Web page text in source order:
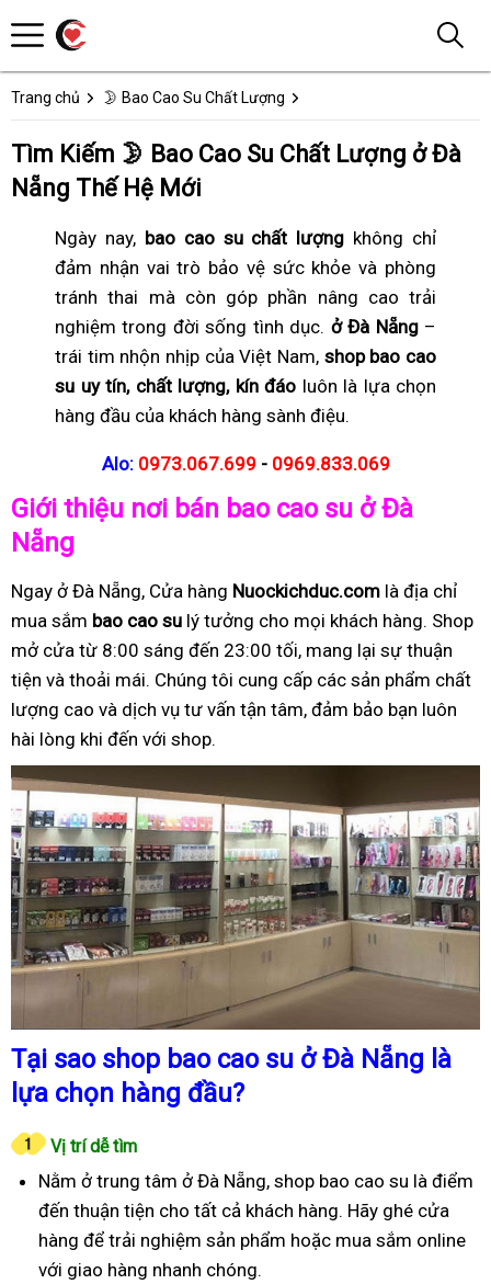
Trang chủ 🌛 Bao Cao Su Chất Lượng
Tìm Kiếm 🌛 Bao Cao Su Chất Lượng ở Đà
Nẵng Thế Hệ Mới
Ngày nay, bao cao su chất lượng không chỉ
đảm nhận vai trò bảo vệ sức khỏe và phòng
tránh thai mà còn góp phần nâng cao trải
nghiệm trong đời sống tình dục. ở Đà Nẵng–
trái tim nhộn nhịp của Việt Nam, shop bao cao
su uy tín, chất lượng, kín đáo luôn là lựa chọn
hàng đầu của khách hàng sành điệu.
Alo: 0973.067.699 - 0969.833.069
Giới thiệu nơi bán bao cao su ở Đà
Nẵng
Ngay ở Đà Nẵng, Cửa hàng Nuockichduc.com là địa chỉ
mua sắm bao cao su lý tưởng cho mọi khách hàng. Shop
mở cửa từ 8:00 sáng đến 23:00 tối, mang lại sự thuận
tiện và thoải mái. Chúng tôi cung cấp các sản phẩm chất
lượng cao và dịch vụ tư vấn tận tâm, đảm bảo bạn luôn
hài lòng khi đến với shop.
Tại sao shop bao cao su ở Đà Nẵng là
lựa chọn hàng đầu?
Vị trí dễ tìm
Nằm ở trung tâm ở Đà Nẵng, shop bao cao su là điểm
đến thuận tiện cho tất cả khách hàng. Hãy ghé cửa
hàng để trải nghiệm sản phẩm hoặc mua sắm online
với giao hàng nhanh chóng.